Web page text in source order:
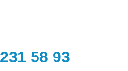
231 58 93